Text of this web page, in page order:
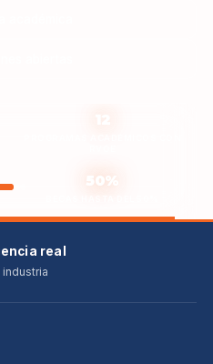
50%
real